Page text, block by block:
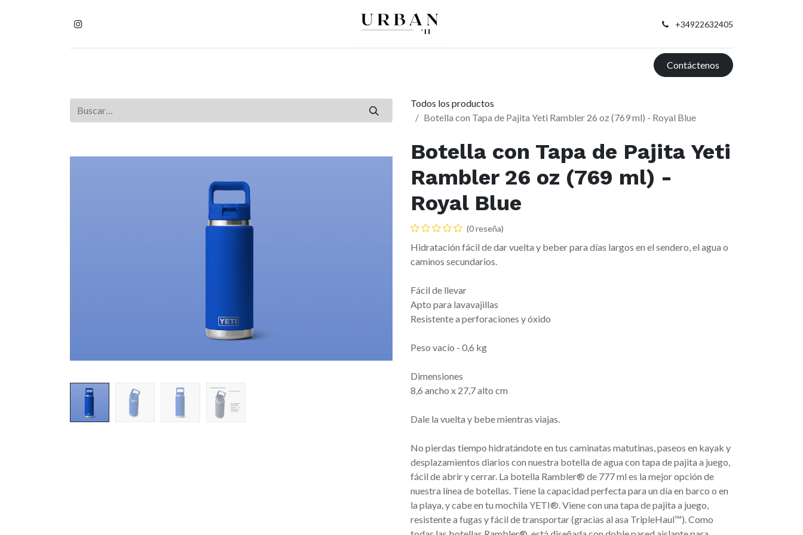
+34922632405
Contáctenos
Todos los productos
Botella con Tapa de Pajita Yeti Rambler 26 oz (769 ml) - Royal Blue
Botella con Tapa de Pajita Yeti
Rambler 26 oz (769 ml) -
Royal Blue
(0 reseña)
Hidratación fácil de dar vuelta y beber para días largos en el sendero, el agua o
caminos secundarios.
Fácil de llevar
Apto para lavavajillas
Resistente a perforaciones y óxido
Peso vacío - 0,6 kg
Dimensiones
8,6 ancho x 27,7 alto cm
Dale la vuelta y bebe mientras viajas.
No pierdas tiempo hidratándote en tus caminatas matutinas, paseos en kayak y
desplazamientos diarios con nuestra botella de agua con tapa de pajita a juego,
fácil de abrir y cerrar. La botella Rambler® de 777 ml es la mejor opción de
nuestra línea de botellas. Tiene la capacidad perfecta para un día en barco o en
la playa, y cabe en tu mochila YETI®. Viene con una tapa de pajita a juego,
resistente a fugas y fácil de transportar (gracias al asa TripleHaul™). Como